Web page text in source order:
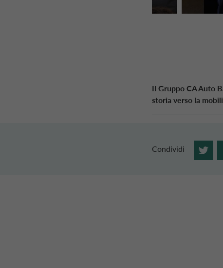
Il Gruppo CA Auto
storia verso la
Condividi